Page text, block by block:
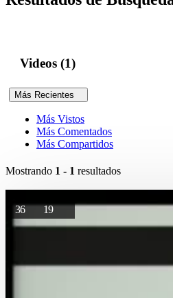
Videos (1)
Más Recientes
Más Vistos
Más Comentados
Más Compartidos
Mostrando 1 - 1 resultados
36 19